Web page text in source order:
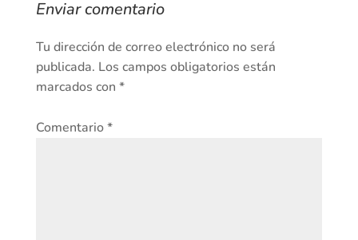
Enviar comentario
Tu dirección de correo electrónico no será
publicada. Los campos obligatorios están
marcados con *
Comentario*